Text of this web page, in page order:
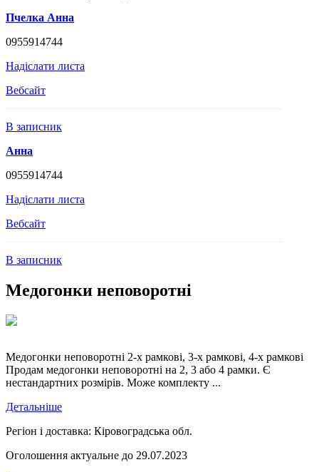
Пчелка Анна
0955914744
Надіслати листа
Вебсайт
В записник
Анна
0955914744
Надіслати листа
Вебсайт
В записник
Медогонки неповоротні
Медогонки неповоротні 2-х рамкові, 3-х рамкові, 4-х рамкові
Продам медогонки неповоротні на 2, 3 або 4 рамки. Є
нестандартних розмірів. Може комплекту ...
Детальніше
Регіон і доставка: Кіровоградська обл.
Оголошення актуальне до 29.07.2023